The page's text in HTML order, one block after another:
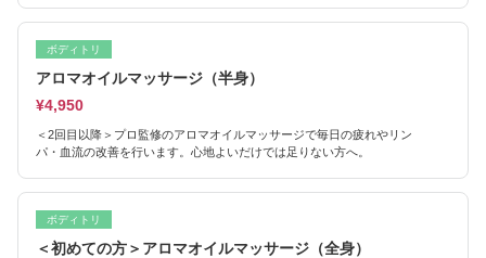
ボディトリ
アロマオイルマッサージ（半身）
¥4,950
＜2回目以降＞プロ監修のアロマオイルマッサージで毎日の疲れやリン
パ・血流の改善を行います。心地よいだけでは足りない方へ。
ボディトリ
＜初めての方＞アロマオイルマッサージ（全身）